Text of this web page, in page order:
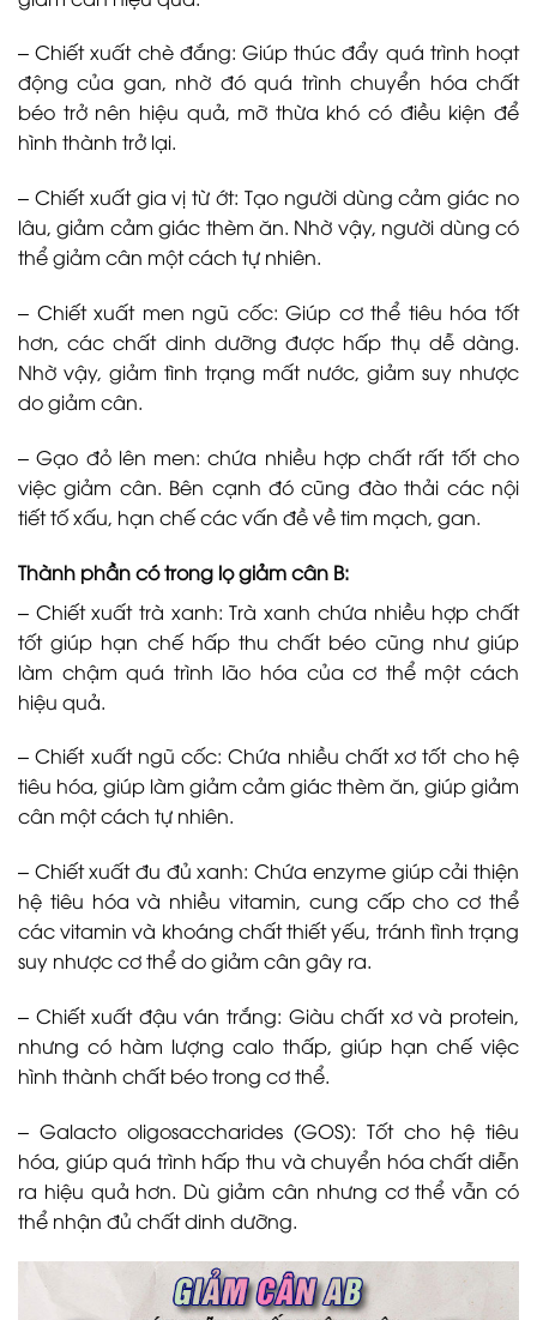
– Chiết xuất chè đắng: Giúp thúc đẩy quá trình hoạt
động của gan, nhờ đó quá trình chuyển hóa chất
béo trở nên hiệu quả, mỡ thừa khó có điều kiện để
hình thành trở lại.
– Chiết xuất gia vị từ ớt: Tạo người dùng cảm giác no
lâu, giảm cảm giác thèm ăn. Nhờ vậy, người dùng có
thể giảm cân một cách tự nhiên.
– Chiết xuất men ngũ cốc: Giúp cơ thể tiêu hóa tốt
hơn, các chất dinh dưỡng được hấp thụ dễ dàng.
Nhờ vậy, giảm tình trạng mất nước, giảm suy nhược
do giảm cân.
– Gạo đỏ lên men: chứa nhiều hợp chất rất tốt cho
việc giảm cân. Bên cạnh đó cũng đào thải các nội
tiết tố xấu, hạn chế các vấn đề về tim mạch, gan.
Thành phần có trong lọ giảm cân B:
– Chiết xuất trà xanh: Trà xanh chứa nhiều hợp chất
tốt giúp hạn chế hấp thu chất béo cũng như giúp
làm chậm quá trình lão hóa của cơ thể một cách
hiệu quả.
– Chiết xuất ngũ cốc: Chứa nhiều chất xơ tốt cho hệ
tiêu hóa, giúp làm giảm cảm giác thèm ăn, giúp giảm
cân một cách tự nhiên.
– Chiết xuất đu đủ xanh: Chứa enzyme giúp cải thiện
hệ tiêu hóa và nhiều vitamin, cung cấp cho cơ thể
các vitamin và khoáng chất thiết yếu, tránh tình trạng
suy nhược cơ thể do giảm cân gây ra.
– Chiết xuất đậu ván trắng: Giàu chất xơ và protein,
nhưng có hàm lượng calo thấp, giúp hạn chế việc
hình thành chất béo trong cơ thể.
– Galacto oligosaccharides (GOS): Tốt cho hệ tiêu
hóa, giúp quá trình hấp thu và chuyển hóa chất diễn
ra hiệu quả hơn. Dù giảm cân nhưng cơ thể vẫn có
thể nhận đủ chất dinh dưỡng.